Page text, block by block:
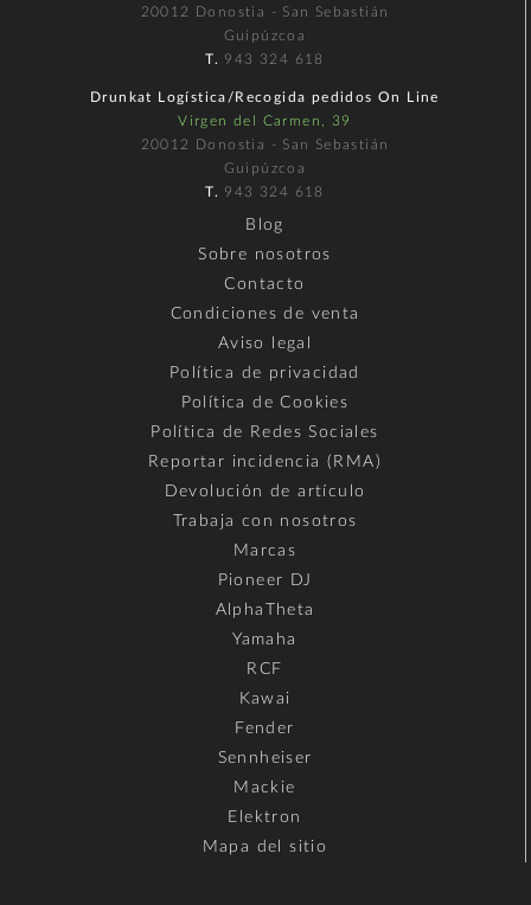
20012 Donostia - San Sebastián
Guipúzcoa
T. 943 324 618
Drunkat Logística/Recogida pedidos On Line
Virgen del Carmen, 39
20012 Donostia - San Sebastián
Guipúzcoa
T. 943 324 618
Blog
Sobre nosotros
Contacto
Condiciones de venta
Aviso legal
Política de privacidad
Política de Cookies
Política de Redes Sociales
Reportar incidencia (RMA)
Devolución de artículo
Trabaja con nosotros
Marcas
Pioneer DJ
AlphaTheta
Yamaha
RCF
Kawai
Fender
Sennheiser
Mackie
Elektron
Mapa del sitio